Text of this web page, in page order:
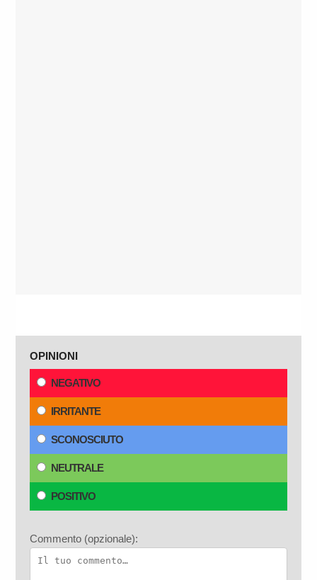
OPINIONI
NEGATIVO
IRRITANTE
SCONOSCIUTO
NEUTRALE
POSITIVO
Commento (opzionale):